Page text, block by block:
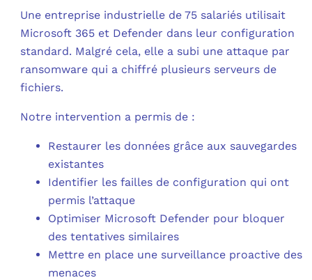
Une entreprise industrielle de 75 salariés utilisait
Microsoft 365 et Defender dans leur configuration
standard. Malgré cela, elle a subi une attaque par
ransomware qui a chiffré plusieurs serveurs de
fichiers.
Notre intervention a permis de :
Restaurer les données grâce aux sauvegardes
existantes
Identifier les failles de configuration qui ont
permis l’attaque
Optimiser Microsoft Defender pour bloquer
des tentatives similaires
Mettre en place une surveillance proactive des
menaces